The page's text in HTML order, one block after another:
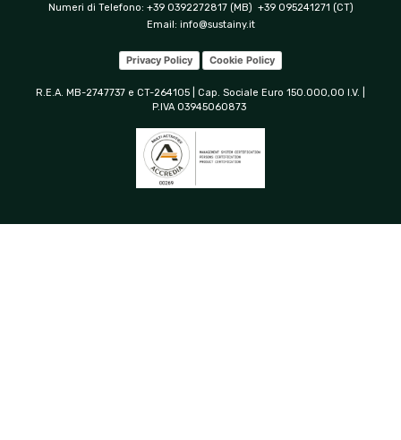
Numeri di Telefono: +39 0392272817 (MB) +39 095241271 (CT)
Email: info@sustainy.it
Privacy Policy Cookie Policy
R.E.A. MB-2747737 e CT-264105 | Cap. Sociale Euro 150.000,00 I.V. |
P.IVA 03945060873